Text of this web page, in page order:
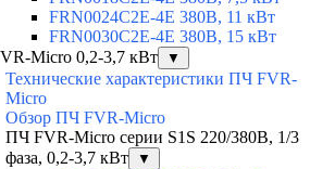
FRN0024C2E-4E 380В, 11 кВт
FRN0030C2E-4E 380В, 15 кВт
Micro 0,2-3,7 кВт
▼
Технические характеристики ПЧ FVR-
Micro
Обзор ПЧ FVR-Micro
ПЧ FVR-Micro серии S1S 220/380В, 1/3
фаза, 0,2-3,7 кВт
▼